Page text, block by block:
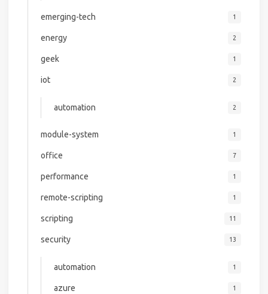
emerging-tech 1
energy 2
geek 1
iot 2
automation 2
module-system 1
office 7
performance 1
remote-scripting 1
scripting 11
security 13
automation 1
azure 1